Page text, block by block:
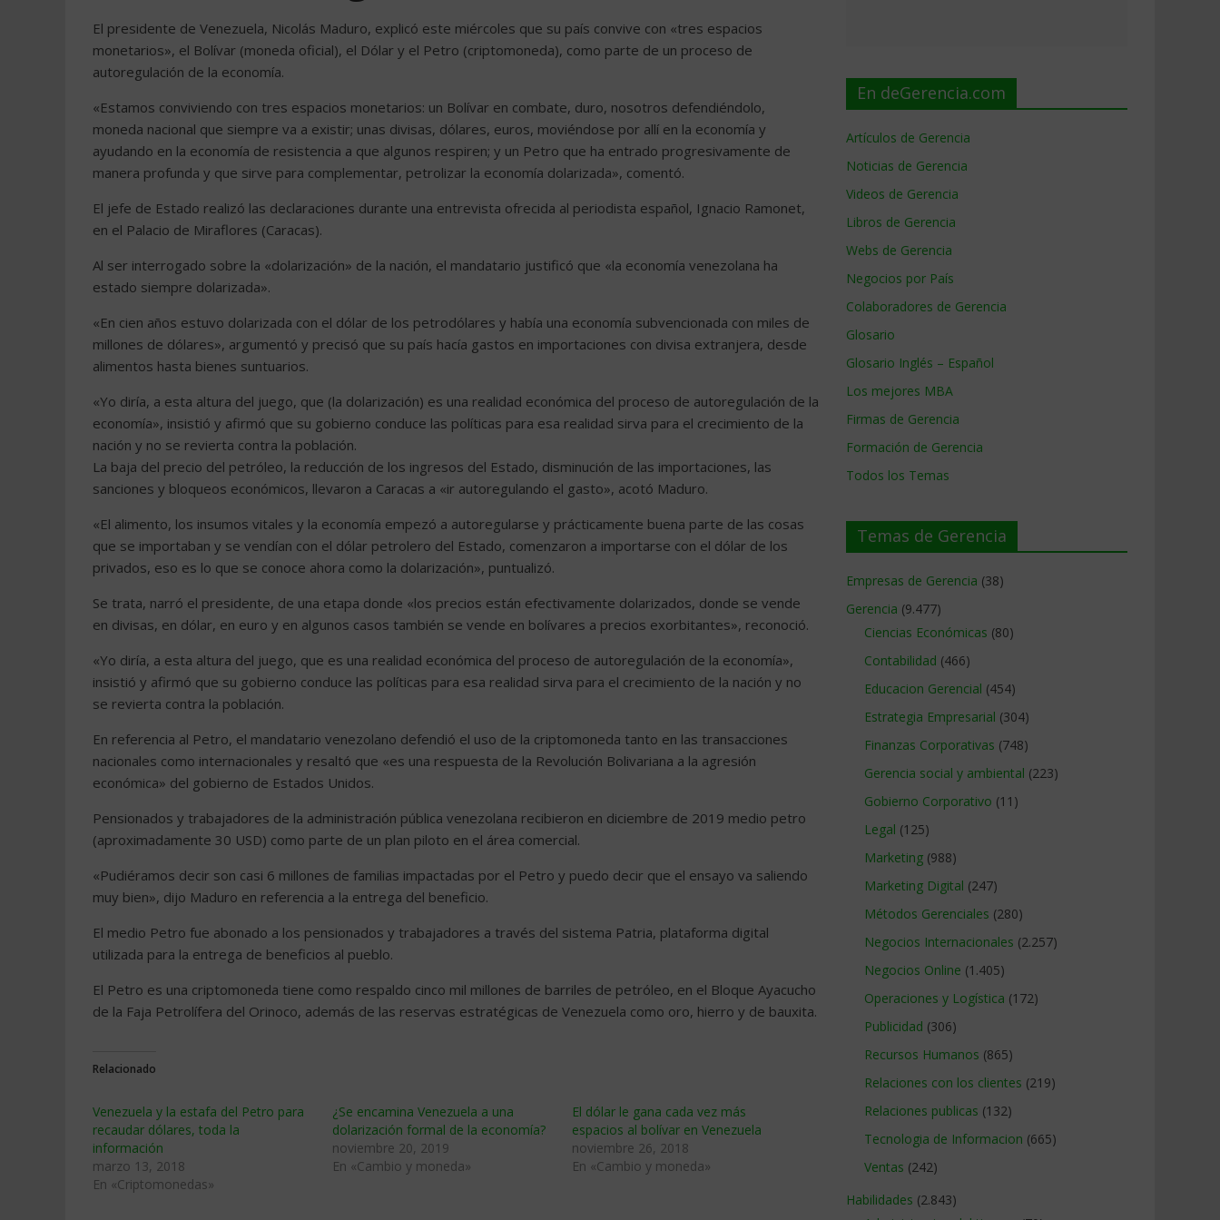
El presidente de Venezuela, Nicolás Maduro, explicó este miércoles que su país convive con «tres espacios
monetarios», el Bolívar (moneda oficial), el Dólar y el Petro (criptomoneda), como parte de un proceso de
autoregulación de la economía.
«Estamos conviviendo con tres espacios monetarios: un Bolívar en combate, duro, nosotros defendiéndolo,
moneda nacional que siempre va a existir; unas divisas, dólares, euros, moviéndose por allí en la economía y
ayudando en la economía de resistencia a que algunos respiren; y un Petro que ha entrado progresivamente de
manera profunda y que sirve para complementar, petrolizar la economía dolarizada», comentó.
El jefe de Estado realizó las declaraciones durante una entrevista ofrecida al periodista español, Ignacio Ramonet,
en el Palacio de Miraflores (Caracas).
Al ser interrogado sobre la «dolarización» de la nación, el mandatario justificó que «la economía venezolana ha
estado siempre dolarizada».
«En cien años estuvo dolarizada con el dólar de los petrodólares y había una economía subvencionada con miles de
millones de dólares», argumentó y precisó que su país hacía gastos en importaciones con divisa extranjera, desde
alimentos hasta bienes suntuarios.
«Yo diría, a esta altura del juego, que (la dolarización) es una realidad económica del proceso de autoregulación de la
economía», insistió y afirmó que su gobierno conduce las políticas para esa realidad sirva para el crecimiento de la
nación y no se revierta contra la población.
La baja del precio del petróleo, la reducción de los ingresos del Estado, disminución de las importaciones, las
sanciones y bloqueos económicos, llevaron a Caracas a «ir autoregulando el gasto», acotó Maduro.
«El alimento, los insumos vitales y la economía empezó a autoregularse y prácticamente buena parte de las cosas
que se importaban y se vendían con el dólar petrolero del Estado, comenzaron a importarse con el dólar de los
privados, eso es lo que se conoce ahora como la dolarización», puntualizó.
Se trata, narró el presidente, de una etapa donde «los precios están efectivamente dolarizados, donde se vende
en divisas, en dólar, en euro y en algunos casos también se vende en bolívares a precios exorbitantes», reconoció.
«Yo diría, a esta altura del juego, que es una realidad económica del proceso de autoregulación de la economía»,
insistió y afirmó que su gobierno conduce las políticas para esa realidad sirva para el crecimiento de la nación y no
se revierta contra la población.
En referencia al Petro, el mandatario venezolano defendió el uso de la criptomoneda tanto en las transacciones
nacionales como internacionales y resaltó que «es una respuesta de la Revolución Bolivariana a la agresión
económica» del gobierno de Estados Unidos.
Pensionados y trabajadores de la administración pública venezolana recibieron en diciembre de 2019 medio petro
(aproximadamente 30 USD) como parte de un plan piloto en el área comercial.
«Pudiéramos decir son casi 6 millones de familias impactadas por el Petro y puedo decir que el ensayo va saliendo
muy bien», dijo Maduro en referencia a la entrega del beneficio.
El medio Petro fue abonado a los pensionados y trabajadores a través del sistema Patria, plataforma digital
utilizada para la entrega de beneficios al pueblo.
El Petro es una criptomoneda tiene como respaldo cinco mil millones de barriles de petróleo, en el Bloque Ayacucho
de la Faja Petrolífera del Orinoco, además de las reservas estratégicas de Venezuela como oro, hierro y de bauxita.
Relacionado
Venezuela y la estafa del Petro para
recaudar dólares, toda la
información
marzo 13, 2018
En «Criptomonedas»
¿Se encamina Venezuela a una
dolarización formal de la economía?
noviembre 20, 2019
En «Cambio y moneda»
El dólar le gana cada vez más
espacios al bolívar en Venezuela
noviembre 26, 2018
En «Cambio y moneda»
En deGerencia.com
Artículos de Gerencia
Noticias de Gerencia
Videos de Gerencia
Libros de Gerencia
Webs de Gerencia
Negocios por País
Colaboradores de Gerencia
Glosario
Glosario Inglés – Español
Los mejores MBA
Firmas de Gerencia
Formación de Gerencia
Todos los Temas
Temas de Gerencia
Empresas de Gerencia (38)
Gerencia (9.477)
Ciencias Económicas (80)
Contabilidad (466)
Educacion Gerencial (454)
Estrategia Empresarial (304)
Finanzas Corporativas (748)
Gerencia social y ambiental (223)
Gobierno Corporativo (11)
Legal (125)
Marketing (988)
Marketing Digital (247)
Métodos Gerenciales (280)
Negocios Internacionales (2.257)
Negocios Online (1.405)
Operaciones y Logística (172)
Publicidad (306)
Recursos Humanos (865)
Relaciones con los clientes (219)
Relaciones publicas (132)
Tecnologia de Informacion (665)
Ventas (242)
Habilidades (2.843)